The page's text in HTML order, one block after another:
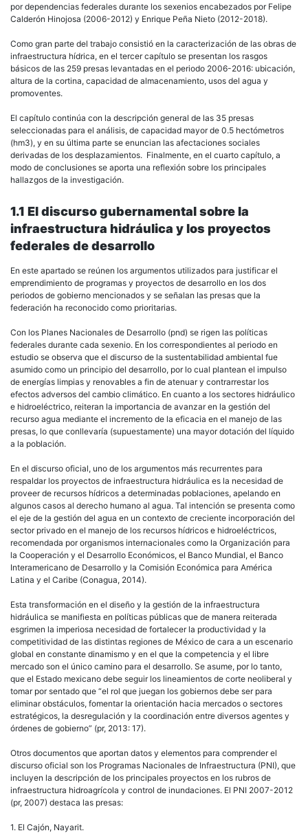
por dependencias federales durante los sexenios encabezados por Felipe
Calderón Hinojosa (2006-2012) y Enrique Peña Nieto (2012-2018).
Como gran parte del trabajo consistió en la caracterización de las obras de
infraestructura hídrica, en el tercer capítulo se presentan los rasgos
básicos de las 259 presas levantadas en el periodo 2006-2016: ubicación,
altura de la cortina, capacidad de almacenamiento, usos del agua y
promoventes.
El capítulo continúa con la descripción general de las 35 presas
seleccionadas para el análisis, de capacidad mayor de 0.5 hectómetros
(hm3), y en su última parte se enuncian las afectaciones sociales
derivadas de los desplazamientos. Finalmente, en el cuarto capítulo, a
modo de conclusiones se aporta una reflexión sobre los principales
hallazgos de la investigación.
1.1 El discurso gubernamental sobre la
infraestructura hidráulica y los proyectos
federales de desarrollo
En este apartado se reúnen los argumentos utilizados para justificar el
emprendimiento de programas y proyectos de desarrollo en los dos
periodos de gobierno mencionados y se señalan las presas que la
federación ha reconocido como prioritarias.
Con los Planes Nacionales de Desarrollo (pnd) se rigen las políticas
federales durante cada sexenio. En los correspondientes al periodo en
estudio se observa que el discurso de la sustentabilidad ambiental fue
asumido como un principio del desarrollo, por lo cual plantean el impulso
de energías limpias y renovables a fin de atenuar y contrarrestar los
efectos adversos del cambio climático. En cuanto a los sectores hidráulico
e hidroeléctrico, reiteran la importancia de avanzar en la gestión del
recurso agua mediante el incremento de la eficacia en el manejo de las
presas, lo que conllevaría (supuestamente) una mayor dotación del líquido
a la población.
En el discurso oficial, uno de los argumentos más recurrentes para
respaldar los proyectos de infraestructura hidráulica es la necesidad de
proveer de recursos hídricos a determinadas poblaciones, apelando en
algunos casos al derecho humano al agua. Tal intención se presenta como
el eje de la gestión del agua en un contexto de creciente incorporación del
sector privado en el manejo de los recursos hídricos e hidroeléctricos,
recomendada por organismos internacionales como la Organización para
la Cooperación y el Desarrollo Económicos, el Banco Mundial, el Banco
Interamericano de Desarrollo y la Comisión Económica para América
Latina y el Caribe (Conagua, 2014).
Esta transformación en el diseño y la gestión de la infraestructura
hidráulica se manifiesta en políticas públicas que de manera reiterada
esgrimen la imperiosa necesidad de fortalecer la productividad y la
competitividad de las distintas regiones de México de cara a un escenario
global en constante dinamismo y en el que la competencia y el libre
mercado son el único camino para el desarrollo. Se asume, por lo tanto,
que el Estado mexicano debe seguir los lineamientos de corte neoliberal y
tomar por sentado que “el rol que juegan los gobiernos debe ser para
eliminar obstáculos, fomentar la orientación hacia mercados o sectores
estratégicos, la desregulación y la coordinación entre diversos agentes y
órdenes de gobierno” (pr, 2013: 17).
Otros documentos que aportan datos y elementos para comprender el
discurso oficial son los Programas Nacionales de Infraestructura (PNI), que
incluyen la descripción de los principales proyectos en los rubros de
infraestructura hidroagrícola y control de inundaciones. El PNI 2007-2012
(pr, 2007) destaca las presas:
1. El Cajón, Nayarit.